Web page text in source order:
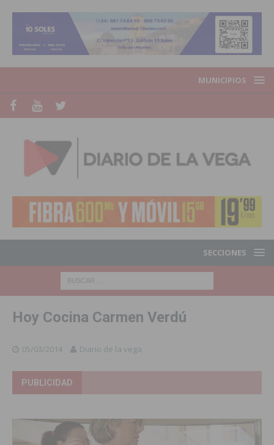
MUNICIPIOS
SECCIONES
Hoy Cocina Carmen Verdú
05/03/2014 Diario de la vega
PUBLICIDAD